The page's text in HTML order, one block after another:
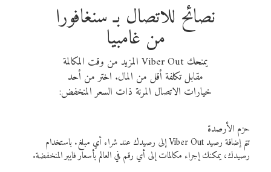
نصائح للاتصال بـ سنغافورا
من غامبيا
يمنحك Viber Out المزيد من وقت المكالمة
مقابل تكلفة أقل من المال. اختر من أحد
خيارات الاتصال المرنة ذات السعر المنخفض:
حزم الأرصدة
تتم إضافة رصيد Viber Out إلى رصيدك عند شراء أي مبلغ. باستخدام
رصيدك، يمكنك إجراء مكالمات إلى أي رقم في العالم بأسعار فايبر المنخفضة.